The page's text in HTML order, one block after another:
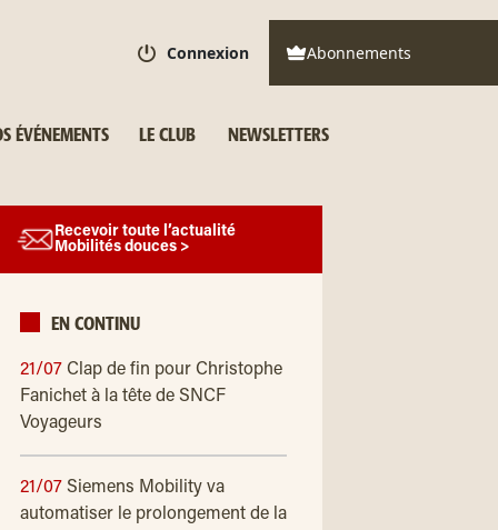
Connexion Abonnements
ÉVÉNEMENTS LE CLUB NEWSLETTERS
Recevoir toute l’actualité
Mobilités douces >
EN CONTINU
21/07 Clap de fin pour Christophe
Fanichet à la tête de SNCF
Voyageurs
21/07 Siemens Mobility va
automatiser le prolongement de la